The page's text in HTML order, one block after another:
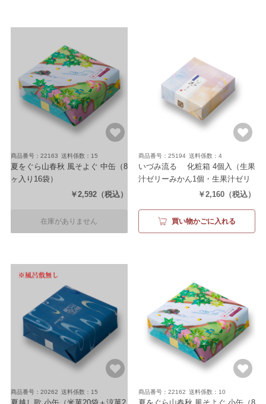
商品番号：22163 送料係数：15
夏をぐら山春秋 風そよぐ 中缶（8
ヶ入り16袋）
￥2,592 （税込）
在庫がありません
商品番号：25194 送料係数：4
いづみ流るゝ 化粧箱 4個入
（生果
汁ゼリーみかん1個・生果汁ゼリ
ーもも1個・生水羊羹2個）
￥2,160 （税込）
買い物かごに入れる
商品番号：20262 送料係数：15 商品番号：22162 送料係数：10